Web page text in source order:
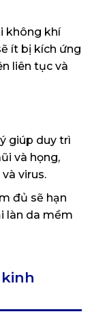
không khí
ít bị kích ứng
liên tục và
giúp duy trì
và họng,
virus.
đủ sẽ hạn
làn da mềm